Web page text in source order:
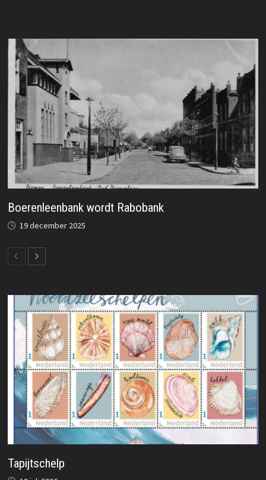
Boerenleenbank wordt Rabobank
19 december 2025
Tapijtschelp